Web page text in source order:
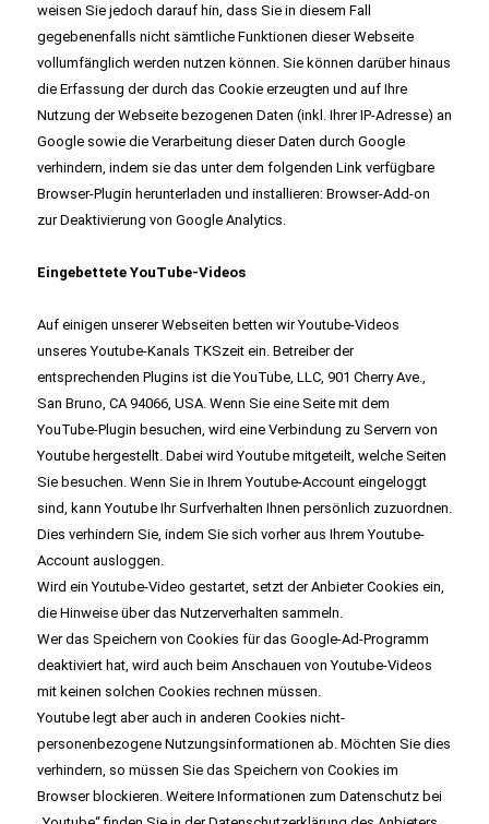
weisen Sie jedoch darauf hin, dass Sie in diesem Fall
gegebenenfalls nicht sämtliche Funktionen dieser Webseite
vollumfänglich werden nutzen können. Sie können darüber hinaus
die Erfassung der durch das Cookie erzeugten und auf Ihre
Nutzung der Webseite bezogenen Daten (inkl. Ihrer IP-Adresse) an
Google sowie die Verarbeitung dieser Daten durch Google
verhindern, indem sie das unter dem folgenden Link verfügbare
Browser-Plugin herunterladen und installieren: Browser-Add-on
zur Deaktivierung von Google Analytics
Eingebettete YouTube-Videos
Auf einigen unserer Webseiten betten wir Youtube-Videos
unseres Youtube-Kanals TKSzeit ein. Betreiber der
entsprechenden Plugins ist die YouTube, LLC, 901 Cherry Ave.,
San Bruno, CA 94066, USA. Wenn Sie eine Seite mit dem
YouTube-Plugin besuchen, wird eine Verbindung zu Servern von
Youtube hergestellt. Dabei wird Youtube mitgeteilt, welche Seiten
Sie besuchen. Wenn Sie in Ihrem Youtube-Account eingeloggt
sind, kann Youtube Ihr Surfverhalten Ihnen persönlich zuzuordnen.
Dies verhindern Sie, indem Sie sich vorher aus Ihrem Youtube-
Account ausloggen.
Wird ein Youtube-Video gestartet, setzt der Anbieter Cookies ein,
die Hinweise über das Nutzerverhalten sammeln.
Wer das Speichern von Cookies für das Google-Ad-Programm
deaktiviert hat, wird auch beim Anschauen von Youtube-Videos
mit keinen solchen Cookies rechnen müssen.
Youtube legt aber auch in anderen Cookies nicht-
personenbezogene Nutzungsinformationen ab. Möchten Sie dies
verhindern, so müssen Sie das Speichern von Cookies im
Browser blockieren. Weitere Informationen zum Datenschutz bei